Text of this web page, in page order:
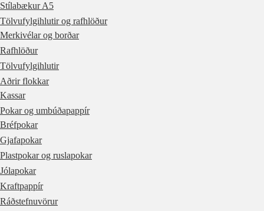
Stílabækur A5
Tölvufylgihlutir og rafhlöður
Merkivélar og borðar
Rafhlöður
Tölvufylgihlutir
Aðrir flokkar
Kassar
Pokar og umbúðapappír
Bréfpokar
Gjafapokar
Plastpokar og ruslapokar
Jólapokar
Kraftpappír
Ráðstefnuvörur